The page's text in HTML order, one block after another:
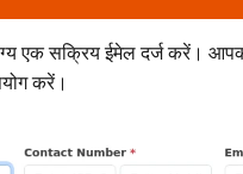
एक सक्रिय ईमेल दर्ज करें।
करें।